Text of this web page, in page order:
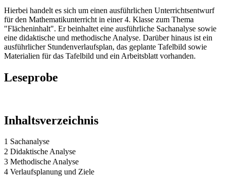
Hierbei handelt es sich um einen ausführlichen Unterrichtsentwurf
für den Mathematikunterricht in einer 4. Klasse zum Thema
"Flächeninhalt". Er beinhaltet eine ausführliche Sachanalyse sowie
eine didaktische und methodische Analyse. Darüber hinaus ist ein
ausführlicher Stundenverlaufsplan, das geplante Tafelbild sowie
Materialien für das Tafelbild und ein Arbeitsblatt vorhanden.
Leseprobe
Inhaltsverzeichnis
1 Sachanalyse
2 Didaktische Analyse
3 Methodische Analyse
4 Verlaufsplanung und Ziele